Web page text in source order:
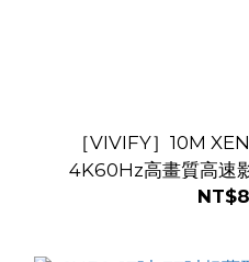
［VIVIFY］10M
4K60Hz高畫質高速